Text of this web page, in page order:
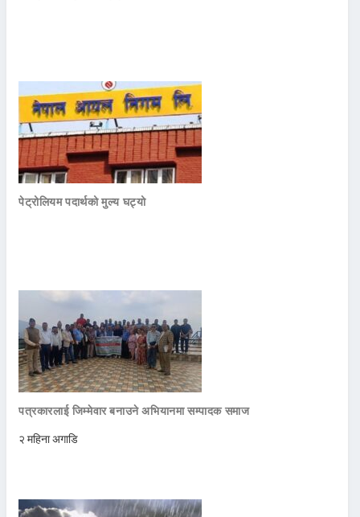
पेट्रोलियम पदार्थको मुल्य घट्यो
पत्रकारलाई जिम्मेवार बनाउने अभियानमा सम्पादक समाज
२ महिना अगाडि